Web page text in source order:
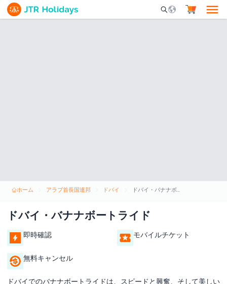
Mobile Search
ホーム アラブ首長国連邦 ドバイ ドバイ・バナナボートライド
ドバイ・バナナボートライド
即時確認 モバイルチケット
無料キャンセル
ドバイでのバナナボートライドは、スピードと興奮、そして美しい